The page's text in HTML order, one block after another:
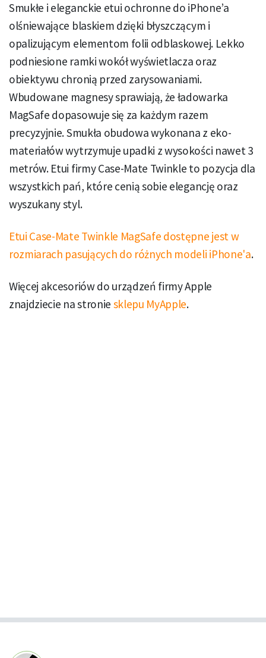
Smukłe i eleganckie etui ochronne do iPhone’a
olśniewające blaskiem dzięki błyszczącym i
opalizującym elementom folii odblaskowej. Lekko
podniesione ramki wokół wyświetlacza oraz
obiektywu chronią przed zarysowaniami.
Wbudowane magnesy sprawiają, że ładowarka
MagSafe dopasowuje się za każdym razem
precyzyjnie. Smukła obudowa wykonana z eko-
materiałów wytrzymuje upadki z wysokości nawet 3
metrów. Etui firmy Case-Mate Twinkle to pozycja dla
wszystkich pań, które cenią sobie elegancję oraz
wyszukany styl.
Etui Case-Mate Twinkle MagSafe dostępne jest w
rozmiarach pasujących do różnych modeli iPhone'a.
Więcej akcesoriów do urządzeń firmy Apple
znajdziecie na stronie sklepu MyApple.